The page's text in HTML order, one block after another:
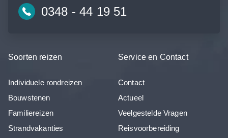
0348 - 44 19 51
Soorten reizen
Individuele rondreizen
Bouwstenen
Familiereizen
Strandvakanties
Service en Contact
Contact
Actueel
Veelgestelde Vragen
Reisvoorbereiding